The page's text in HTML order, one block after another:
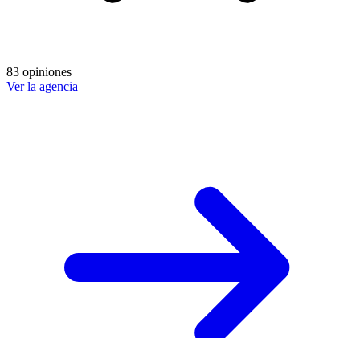
83 opiniones
Ver la agencia